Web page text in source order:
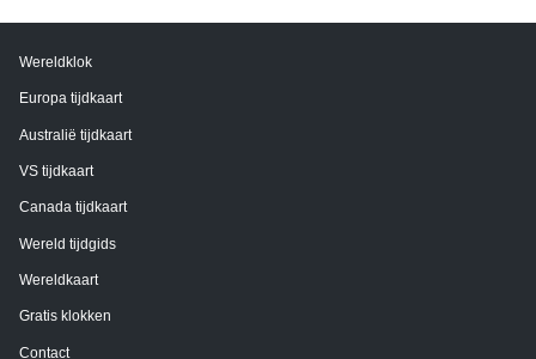
Wereldklok
Europa tijdkaart
Australië tijdkaart
VS tijdkaart
Canada tijdkaart
Wereld tijdgids
Wereldkaart
Gratis klokken
Contact